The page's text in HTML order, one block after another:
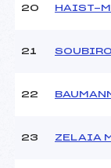
20 HAIST-
21
22
23 ZELAIA